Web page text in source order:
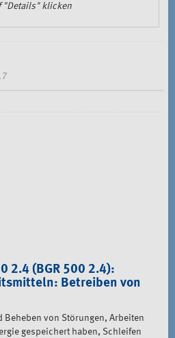
"Details" klicken
2.4 (BGR 500 2.4):
Betreiben von
Beheben von Störungen, Arbeiten
gespeichert haben, Schleifen